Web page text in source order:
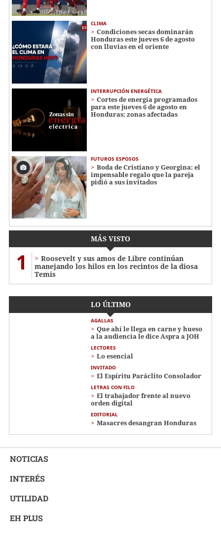
CLIMA
Condiciones secas dominarán
Honduras este jueves 6 de agosto
con lluvias en el oriente
INTERRUPCIÓN ENERGÉTICA
Cortes de energía programados
para este jueves 6 de agosto en
Honduras: zonas afectadas
FUTUROS ESPOSOS
Boda de Cristiano y Georgina: el
impensable regalo que la pareja
pidió a sus invitados
MÁS VISTO
1
Roosevelt y sus amos de Libre continúan
manejando los hilos en los recintos de la diosa
Temis
LO ÚLTIMO
AGALLAS
Que ahí le llega en carne y hueso
a la audiencia le dice Aspra a JOH
LECTORES
Lo esencial
INVITADO
El Espíritu Paráclito Consolador
LETRAS CON FILO
El trabajador frente al nuevo
orden digital
EDITORIAL
Masacres desangran Honduras
NOTICIAS
INTERÉS
UTILIDAD
EH PLUS